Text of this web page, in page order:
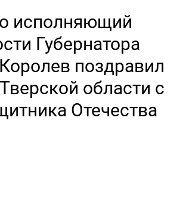
исполняющий
Губернатора
поздравил
области с
Отечества